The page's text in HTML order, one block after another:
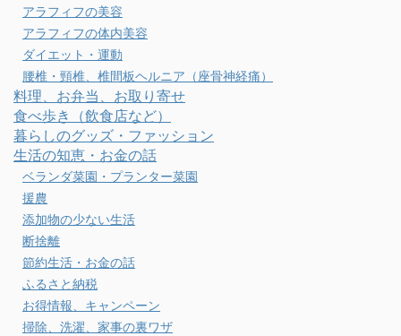
アラフィフの美容
アラフィフの体内美容
ダイエット・運動
腰椎・頸椎、椎間板ヘルニア（座骨神経痛）
料理、お弁当、お取り寄せ
食べ歩き（飲食店など）
暮らしのグッズ・ファッション
生活の知恵・お金の話
ベランダ菜園・プランター菜園
援農
添加物の少ない生活
断捨離
節約生活・お金の話
ふるさと納税
お得情報、キャンペーン
掃除、洗濯、家事の裏ワザ